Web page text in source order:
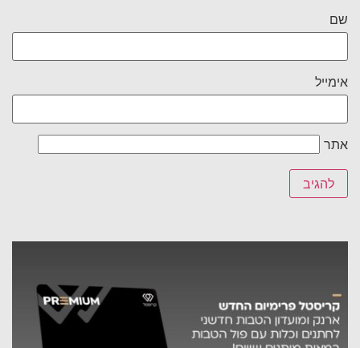
שם
אימייל
אתר